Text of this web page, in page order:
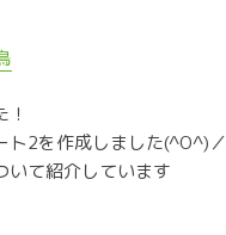
ト2を作成しました(^O^)／
いて紹介しています